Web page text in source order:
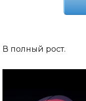
В полный рост.